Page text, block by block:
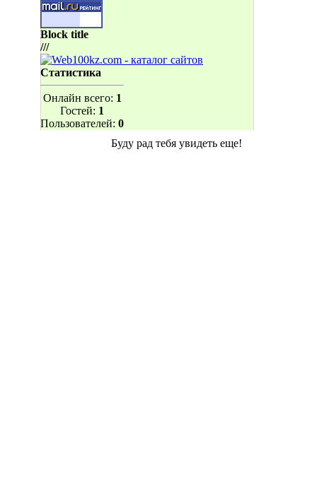
Block title
///
Статистика
Онлайн всего: 1
Гостей: 1
Пользователей: 0
Буду рад тебя увидеть еще!